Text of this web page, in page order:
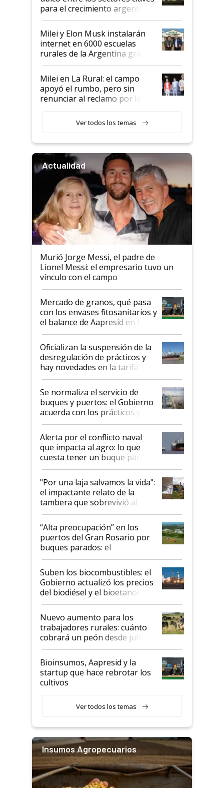
para el crecimiento argentino
Milei y Elon Musk instalarán
internet en 6000 escuelas
rurales de la Argentina gracias
a un acuerdo con Starlink
Milei en La Rural: el campo
apoyó el rumbo, pero sin
renunciar al reclamo por las
Ver todos los temas
Actualidad
Murió Jorge Messi, el padre de
Lionel Messi: el empresario tuvo un
vínculo con el campo
Mercado de granos, qué pasa
con los envases fitosanitarios y
el balance de Aapresid en La
Posta
Oficializan la suspensión de la
desregulación de prácticos y
hay novedades en la tarifa de
la hidrovía
Se normaliza el servicio de
buques y puertos: el Gobierno
acuerda con los prácticos y
suspende el decreto de
desregulación
Alerta por el conflicto naval
que impacta al agro: lo que
cuesta tener un buque parado
y el peligro de que Argentina
pase a ser "país sucio"
"Por una laja salvamos la vida":
el impactante relato de la
tambera que sobrevivió al
tornado
“Alta preocupación” en los
puertos del Gran Rosario por
buques parados: el
funcionamiento de las
exportadoras en tensión tras
la medida de fuerza de los
prácticos
Suben los biocombustibles: el
Gobierno actualizó los precios
del biodiésel y el bioetanol
Nuevo aumento para los
trabajadores rurales: cuánto
cobrará un peón desde julio
Bioinsumos, Aapresid y la
startup que hace rebrotar los
cultivos
Ver todos los temas
Insumos Agropecuarios